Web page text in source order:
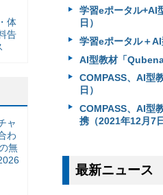
学習eポータル+AI
日）
学習eポータル＋
AI型教材「
COMPASS、AI型
日）
COMPASS、AI型
携（2021年12月7日
最新ニュース
体
告
ャ
わ
無